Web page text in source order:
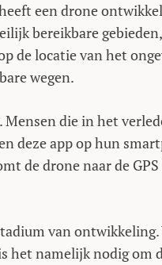
een drone
bereikbare
de locatie van het
wegen.
die in het
deze app op hun
de drone naar de
van
het namelijk nodig om